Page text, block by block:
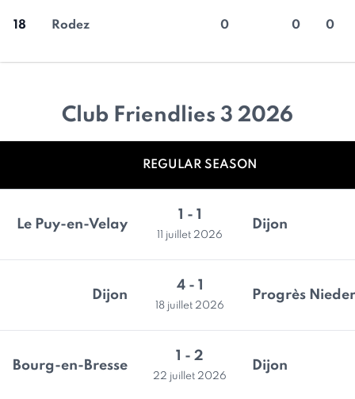
18 Rodez 0 0 0
Club Friendlies 3 2026
REGULAR SEASON
Le Puy-en-Velay
1 - 1
11 juillet 2026
Dijon
Dijon
4 - 1
18 juillet 2026
Progrès
Bourg-en-Bresse
1 - 2
22 juillet 2026
Dijon